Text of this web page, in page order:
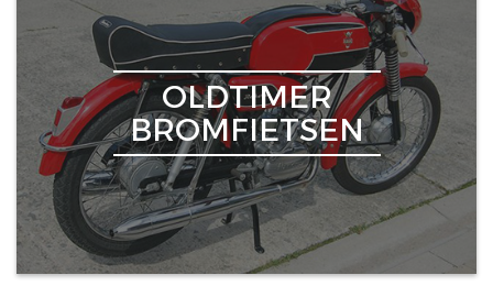
OLDTIMER
BROMFIETSEN